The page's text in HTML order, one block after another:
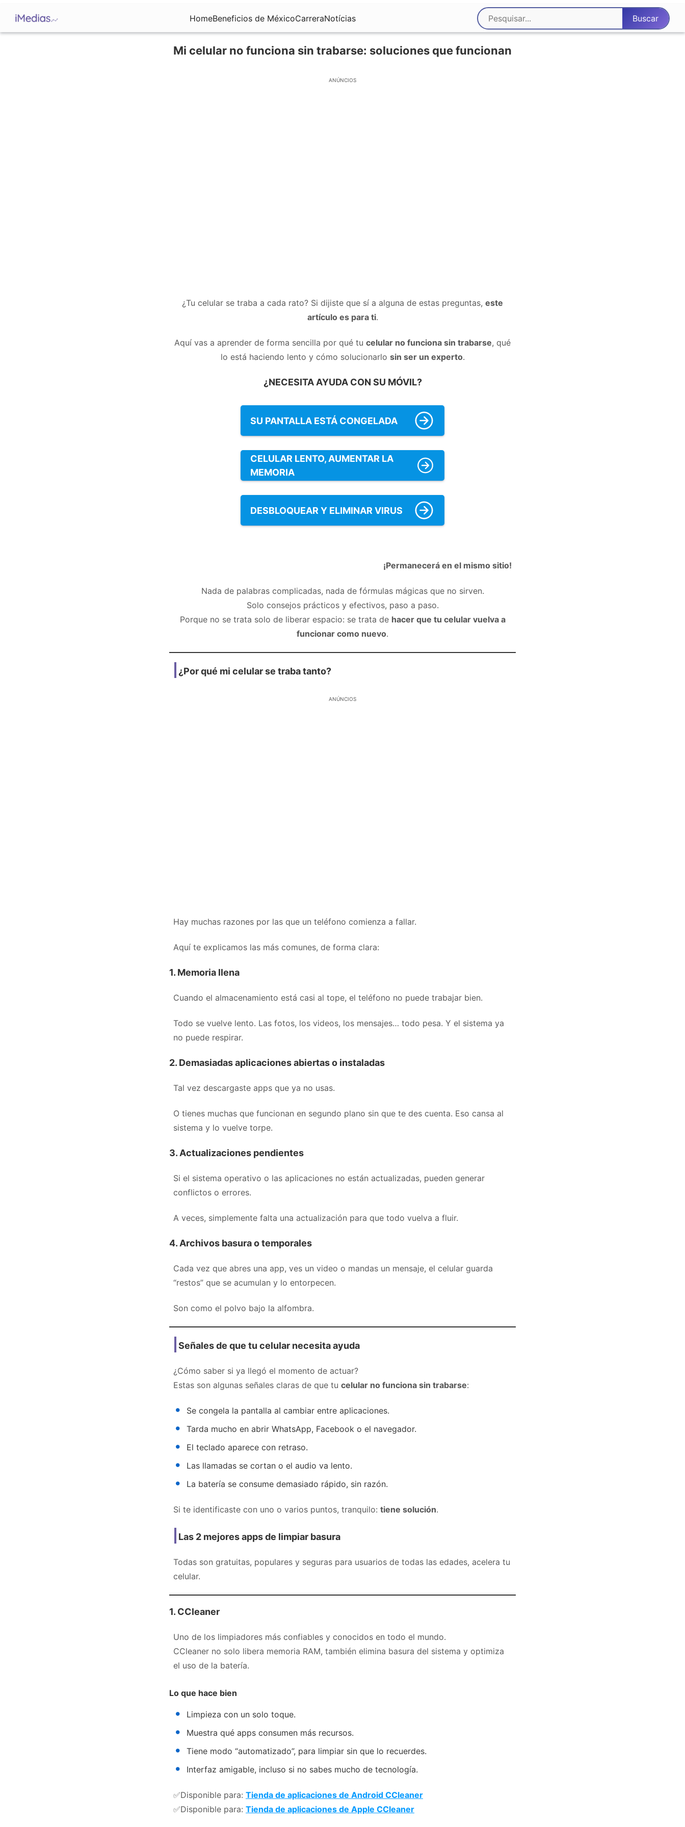
HomeBeneficios de MéxicoCarreraNotícias
Mi celular no funciona sin trabarse: soluciones que funcionan
ANÚNCIOS
¿Tu celular se traba a cada rato? Si dijiste que sí a alguna de estas preguntas, este
artículo es para ti.
Aquí vas a aprender de forma sencilla por qué tu celular no funciona sin trabarse, qué
lo está haciendo lento y cómo solucionarlo sin ser un experto.
¿NECESITA AYUDA CON SU MÓVIL?
SU PANTALLA ESTÁ CONGELADA
CELULAR LENTO, AUMENTAR LA
MEMORIA
DESBLOQUEAR Y ELIMINAR VIRUS
¡Permanecerá en el mismo sitio!
Nada de palabras complicadas, nada de fórmulas mágicas que no sirven.
Solo consejos prácticos y efectivos, paso a paso.
Porque no se trata solo de liberar espacio: se trata de hacer que tu celular vuelva a
funcionar como nuevo.
¿Por qué mi celular se traba tanto?
ANÚNCIOS
Hay muchas razones por las que un teléfono comienza a fallar.
Aquí te explicamos las más comunes, de forma clara:
1. Memoria llena
Cuando el almacenamiento está casi al tope, el teléfono no puede trabajar bien.
Todo se vuelve lento. Las fotos, los videos, los mensajes… todo pesa. Y el sistema ya
no puede respirar.
2. Demasiadas aplicaciones abiertas o instaladas
Tal vez descargaste apps que ya no usas.
O tienes muchas que funcionan en segundo plano sin que te des cuenta. Eso cansa al
sistema y lo vuelve torpe.
3. Actualizaciones pendientes
Si el sistema operativo o las aplicaciones no están actualizadas, pueden generar
conflictos o errores.
A veces, simplemente falta una actualización para que todo vuelva a fluir.
4. Archivos basura o temporales
Cada vez que abres una app, ves un video o mandas un mensaje, el celular guarda
“restos” que se acumulan y lo entorpecen.
Son como el polvo bajo la alfombra.
Señales de que tu celular necesita ayuda
¿Cómo saber si ya llegó el momento de actuar?
Estas son algunas señales claras de que tu celular no funciona sin trabarse:
Se congela la pantalla al cambiar entre aplicaciones.
Tarda mucho en abrir WhatsApp, Facebook o el navegador.
El teclado aparece con retraso.
Las llamadas se cortan o el audio va lento.
La batería se consume demasiado rápido, sin razón.
Si te identificaste con uno o varios puntos, tranquilo: tiene solución.
Las 2 mejores apps de limpiar basura
Todas son gratuitas, populares y seguras para usuarios de todas las edades, acelera tu
celular.
1. CCleaner
Uno de los limpiadores más confiables y conocidos en todo el mundo.
CCleaner no solo libera memoria RAM, también elimina basura del sistema y optimiza
el uso de la batería.
Lo que hace bien
Limpieza con un solo toque.
Muestra qué apps consumen más recursos.
Tiene modo “automatizado”, para limpiar sin que lo recuerdes.
Interfaz amigable, incluso si no sabes mucho de tecnología.
✅Disponible para: Tienda de aplicaciones de Android CCleaner
✅Disponible para: Tienda de aplicaciones de Apple CCleaner